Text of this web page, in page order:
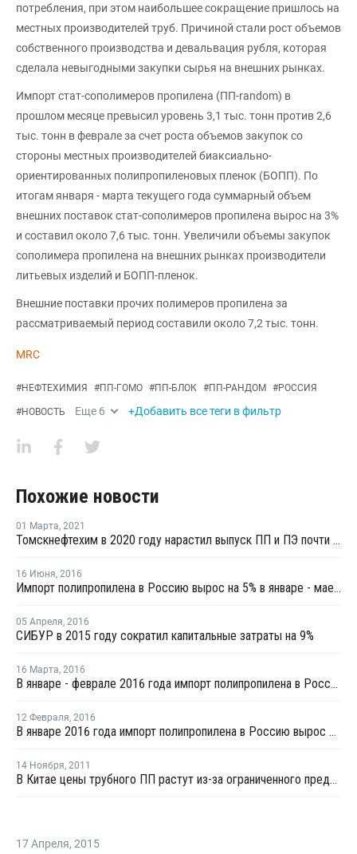
потребления, при этом наибольшее сокращение пришлось на
местных производителей труб. Причиной стали рост объемов
собственного производства и девальвация рубля, которая
сделала невыгодными закупки сырья на внешних рынках.
Импорт стат-сополимеров пропилена (ПП-random) в
прошлом месяце превысил уровень 3,1 тыс. тонн против 2,6
тыс. тонн в феврале за счет роста объемов закупок со
стороны местных производителей биаксиально-
ориентированных полипропиленовых пленок (БОПП). По
итогам января - марта текущего года суммарный объем
внешних поставок стат-сополимеров пропилена вырос на 3%
и составил около 7,6 тыс. тонн. Увеличили объемы закупок
сополимера пропилена на внешних рынках производители
литьевых изделий и БОПП-пленок.
Внешние поставки прочих полимеров пропилена за
рассматриваемый период составили около 7,2 тыс. тонн.
MRC
#НЕФТЕХИМИЯ #ПП-ГОМО #ПП-БЛОК #ПП-РАНДОМ #РОССИЯ
#НОВОСТЬ Еще 6 +Добавить все теги в фильтр
Похожие новости
01 Марта, 2021
Томскнефтехим в 2020 году нарастил выпуск ПП и ПЭ почти на 2%
16 Июня, 2016
Импорт полипропилена в Россию вырос на 5% в январе - мае 2016 года
05 Апреля, 2016
СИБУР в 2015 году сократил капитальные затраты на 9%
16 Марта, 2016
В январе - феврале 2016 года импорт полипропилена в Россию вырос на 3%
12 Февраля, 2016
В январе 2016 года импорт полипропилена в Россию вырос на 27%
14 Ноября, 2011
В Китае цены трубного ПП растут из-за ограниченного предложения
17 Апреля, 2015